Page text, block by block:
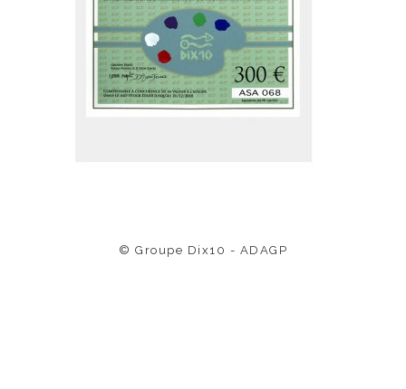
© Groupe Dix10 - ADAGP